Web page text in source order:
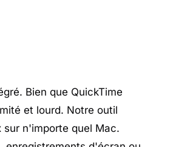
Bien que QuickTime
et lourd. Notre outil
sur n'importe quel Mac.